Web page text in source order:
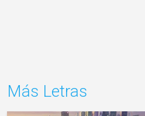
Más Letras